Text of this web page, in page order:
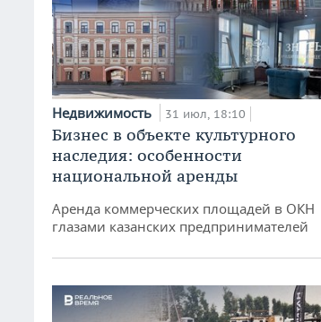
Недвижимость 31 июл, 18:10
Бизнес в объекте культурного
наследия: особенности
национальной аренды
Аренда коммерческих площадей в ОКН
глазами казанских предпринимателей